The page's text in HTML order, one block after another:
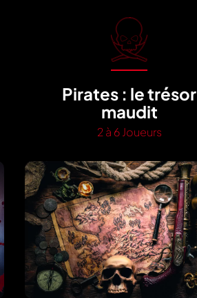
Pirates : le trésor
maudit
2 à 6 Joueurs